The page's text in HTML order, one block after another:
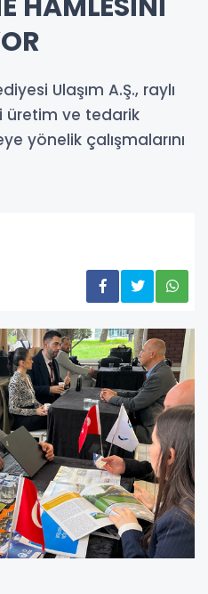
Ulaşım A.Ş., raylı
üretim ve tedarik
yönelik çalışmalarını